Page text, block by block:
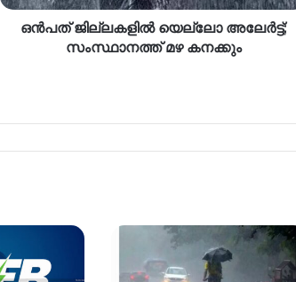
ഒൻപത് ജില്ലകളിൽ യെല്ലോ അലേർട്ട്;
സംസ്ഥാനത്ത് മഴ കനക്കും